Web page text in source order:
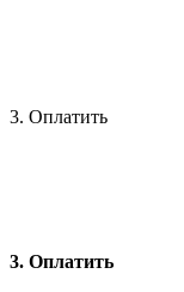
3. Оплатить
3. Оплатить